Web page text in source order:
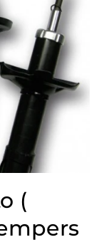
(